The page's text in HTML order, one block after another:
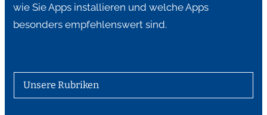
wie Sie Apps installieren und welche Apps
besonders empfehlenswert sind.
Unsere Rubriken